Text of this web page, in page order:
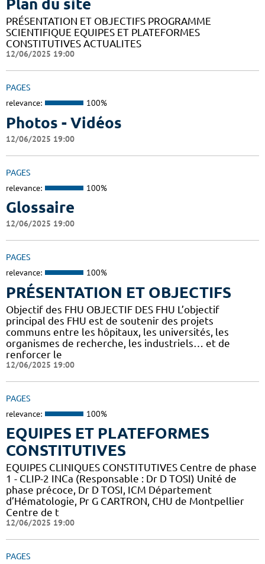
Plan du site
PRÉSENTATION ET OBJECTIFS PROGRAMME
SCIENTIFIQUE EQUIPES ET PLATEFORMES
CONSTITUTIVES ACTUALITES
12/06/2025 19:00
PAGES
relevance: 100%
Photos - Vidéos
12/06/2025 19:00
PAGES
relevance: 100%
Glossaire
12/06/2025 19:00
PAGES
relevance: 100%
PRÉSENTATION ET OBJECTIFS
Objectif des FHU OBJECTIF DES FHU L’objectif
principal des FHU est de soutenir des projets
communs entre les hôpitaux, les universités, les
organismes de recherche, les industriels… et de
renforcer le
12/06/2025 19:00
PAGES
relevance: 100%
EQUIPES ET PLATEFORMES
CONSTITUTIVES
EQUIPES CLINIQUES CONSTITUTIVES Centre de phase
1 - CLIP-2 INCa (Responsable : Dr D TOSI) Unité de
phase précoce, Dr D TOSI, ICM Département
d’Hématologie, Pr G CARTRON, CHU de Montpellier
Centre de t
12/06/2025 19:00
PAGES